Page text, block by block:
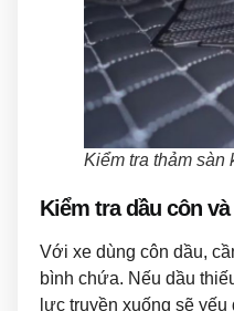
Kiểm tra thảm sàn
Kiểm tra dầu côn
Với xe dùng côn dầu,
bình chứa. Nếu dầu
lực truyền xuống sẽ